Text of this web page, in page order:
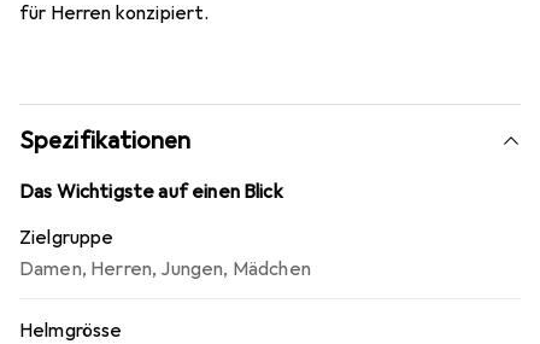
für Herren konzipiert.
Spezifikationen
Das Wichtigste auf einen Blick
Zielgruppe
Damen, Herren, Jungen, Mädchen
Helmgrösse